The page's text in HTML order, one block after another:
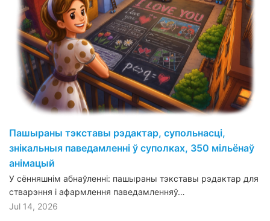
Пашыраны тэкставы рэдактар, супольнасці,
знікальныя паведамленні ў суполках, 350 мільёнаў
анімацый
У сённяшнім абнаўленні: пашыраны тэкставы рэдактар для
стварэння і афармлення паведамленняў…
Jul 14, 2026